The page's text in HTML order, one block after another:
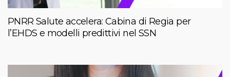
PNRR Salute accelera: Cabina di Regia per
l’EHDS e modelli predittivi nel SSN